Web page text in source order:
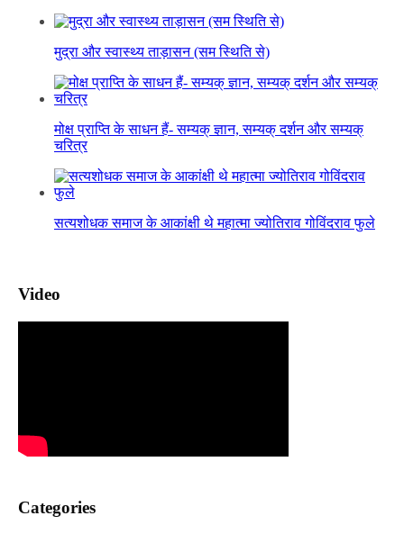
मुद्रा और स्वास्थ्य ताड़ासन (सम स्थिति से)
मोक्ष प्राप्ति के साधन हैं- सम्यक् ज्ञान, सम्यक् दर्शन और सम्यक्
चरित्र
सत्यशोधक समाज के आकांक्षी थे महात्मा ज्योतिराव गोविंदराव फुले
Video
Categories